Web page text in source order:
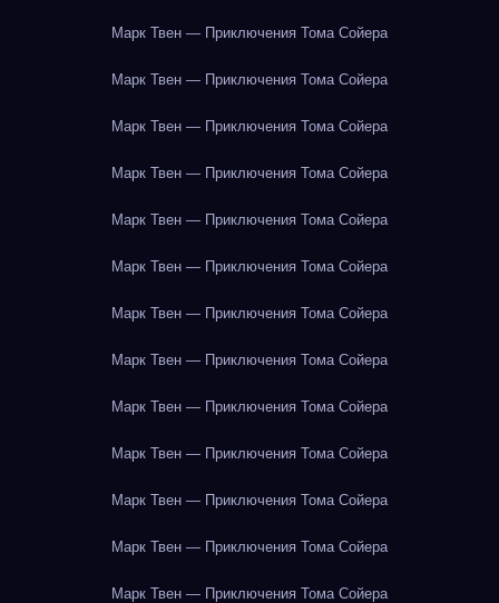
Марк Твен — Приключения Тома Сойера
Марк Твен — Приключения Тома Сойера
Марк Твен — Приключения Тома Сойера
Марк Твен — Приключения Тома Сойера
Марк Твен — Приключения Тома Сойера
Марк Твен — Приключения Тома Сойера
Марк Твен — Приключения Тома Сойера
Марк Твен — Приключения Тома Сойера
Марк Твен — Приключения Тома Сойера
Марк Твен — Приключения Тома Сойера
Марк Твен — Приключения Тома Сойера
Марк Твен — Приключения Тома Сойера
Марк Твен — Приключения Тома Сойера